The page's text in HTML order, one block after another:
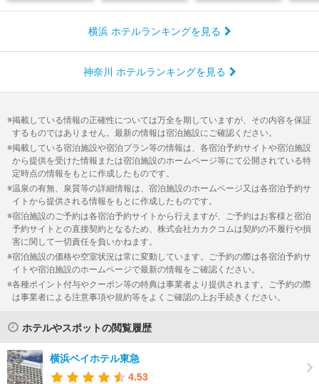
横浜 ホテルランキングを見る
神奈川 ホテルランキングを見る
掲載している情報の正確性については万全を期していますが、その内容を保証
するものではありません。最新の情報は宿泊施設にご確認ください。
掲載している宿泊施設や宿泊プラン等の情報は、各宿泊予約サイトや宿泊施設
から提供を受けた情報または宿泊施設のホームページ等にて公開されている特
定時点の情報をもとに作成したものです。
温泉の有無、泉質等の詳細情報は、宿泊施設のホームページ又は各宿泊予約サ
イトから提供される情報をもとに作成したものです。
宿泊施設のご予約は各宿泊予約サイトから行えますが、ご予約はお客様と宿泊
予約サイトとの直接契約となるため、株式会社カカクコムは契約の不履行や損
害に関して一切責任を負いかねます。
宿泊施設の価格や空室状況は常に変動しています。ご予約の際は各宿泊予約サ
イトや宿泊施設のホームページで最新の情報をご確認ください。
各種ポイント付与やクーポン等の特典は事業者より提供されます。ご予約の際
は事業者による注意事項や規約等をよくご確認の上お手続きください。
ホテルやスポットの閲覧履歴
横浜ベイホテル東急
4.53